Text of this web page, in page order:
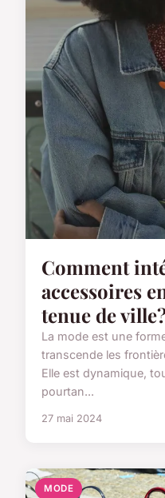
Comment
accessoires
tenue de
La mode est une
transcende les
Elle est dynamique,
pourtan...
27 mai 2024
MODE